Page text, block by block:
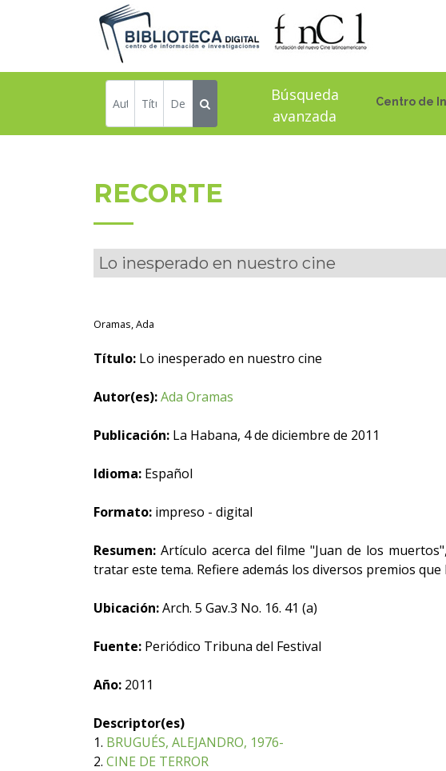
Centro de
Búsqueda
avanzada
RECORTE
Lo inesperado en nuestro cine
Oramas, Ada
Título: Lo inesperado en nuestro cine
Autor(es):Ada Oramas
Publicación: La Habana, 4 de diciembre de 2011
Idioma: Español
Formato: impreso - digital
Resumen: Artículo acerca del filme "Juan de los
tratar este tema. Refiere además los diversos premios
Ubicación:Arch. 5 Gav.3 No. 16. 41 (a)
Fuente: Periódico Tribuna del Festival
Año: 2011
Descriptor(es)
1. BRUGUÉS, ALEJANDRO, 1976-
2. CINE DE TERROR